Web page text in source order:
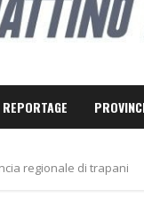
REPORTAGE
regionale di trapani